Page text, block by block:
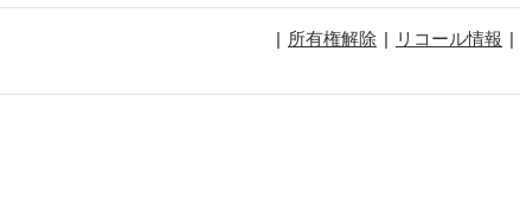
所有権解除 リコール情報